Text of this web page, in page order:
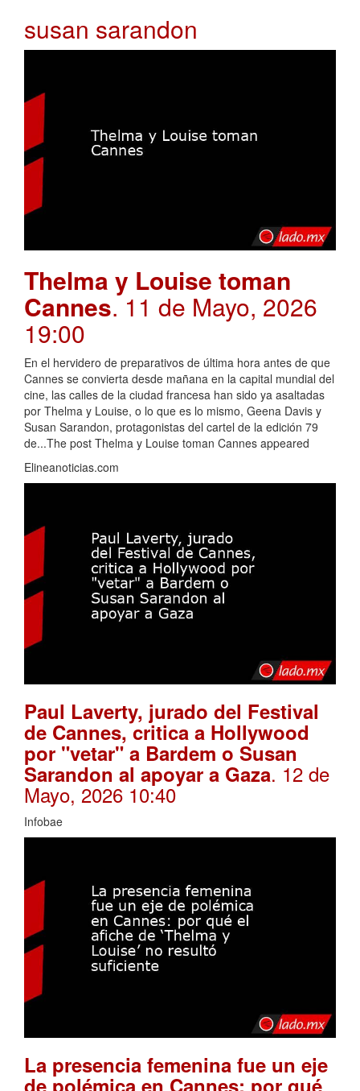
susan sarandon
Thelma y Louise toman
Cannes. 11 de Mayo, 2026
19:00
En el hervidero de preparativos de última hora antes de que
Cannes se convierta desde mañana en la capital mundial del
cine, las calles de la ciudad francesa han sido ya asaltadas
por Thelma y Louise, o lo que es lo mismo, Geena Davis y
Susan Sarandon, protagonistas del cartel de la edición 79
de...The post Thelma y Louise toman Cannes appeared
Elineanoticias.com
Paul Laverty, jurado del Festival
de Cannes, critica a Hollywood
por "vetar" a Bardem o Susan
Sarandon al apoyar a Gaza. 12 de
Mayo, 2026 10:40
Infobae
La presencia femenina fue un eje